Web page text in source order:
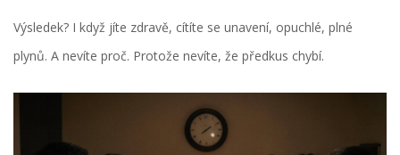
Výsledek? I když jíte zdravě, cítíte se unavení, opuchlé, plné
plynů. A nevíte proč. Protože nevíte, že předkus chybí.